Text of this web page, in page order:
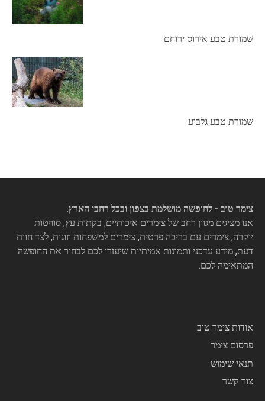
שמורת טבע אירוס ירוחם
שמורת טבע גלבוע
צימר טוב - לחופשה מושלמת בצפון ובכל רחבי הארץ.
אנו מציגים מגוון רחב של צימרים איכותיים, בקתות עץ, סוויטות
יוקרה, צימרים עם בריכה פרטית, צימרים למשפחות וזוגות, לצד חוות
דעת, מידע עדכני ותמונות אמיתיות שיעזרו לכם לבחור את החופשה
המתאימה לכם.
אודות צימר טוב
פרסום צימר
תנאי שימוש
צור קשר